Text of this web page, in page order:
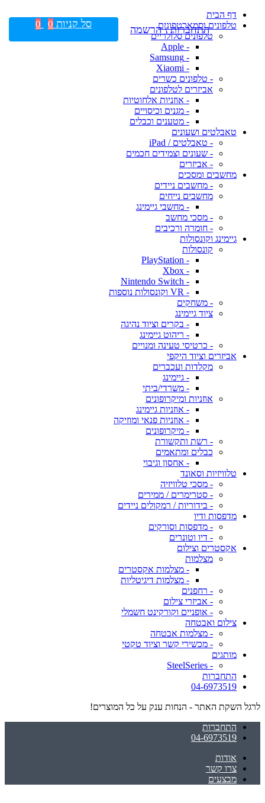
דף הבית
טלפונים וסמארטפונים
טלפונים סלולריים
- Apple
- Samsung
- Xiaomi
- טלפונים כשרים
אביזרים לטלפונים
- אוזניות אלחוטיות
- מגנים וכיסויים
- מטענים וכבלים
טאבלטים ושעונים
- טאבלטים / iPad
- שעונים וצמידים חכמים
- אביזרים
מחשבים ומסכים
- מחשבים ניידים
מחשבים נייחים
- מחשבי גיימינג
- מסכי מחשב
- חומרה ורכיבים
גיימינג וקונסולות
קונסולות
- PlayStation
- Xbox
- Nintendo Switch
- VR וקונסולות נוספות
- משחקים
ציוד גיימינג
- בקרים וציוד נהיגה
- ריהוט גיימינג
- כרטיסי טעינה ומנויים
אביזרים וציוד היקפי
מקלדות ועכברים
- גיימינג
- משרדי/ביתי
אוזניות ומיקרופונים
- אוזניות גיימינג
- אוזניות פנאי ומוזיקה
- מיקרופונים
- רשת ותקשורת
כבלים ומתאמים
- אחסון וגיבוי
טלוויזיות וסאונד
- מסכי טלוויזיה
- סטרימרים / ממירים
- בידוריות / רמקולים ניידים
מדפסות ודיו
- מדפסות וסורקים
- דיו וטונרים
אקסטרים וצילום
מצלמות
- מצלמות אקסטרים
- מצלמות דיגיטליות
- רחפנים
- אביזרי צילום
- אופניים וקורקינט חשמלי
צילום ואבטחה
- מצלמות אבטחה
- מכשירי קשר וציוד טקטי
מותגים
- SteelSeries
התחברות
04-6973519
לרגל השקת האתר - הנחות ענק על כל המוצרים!
התחברות
04-6973519
אודות
צרו קשר
מבצעים
התחברות \ הרשמה סל קניות 0
0